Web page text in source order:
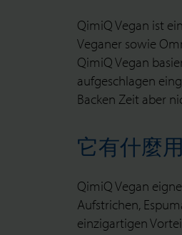
QimiQ Vegan ist
Veganer sowie
QimiQ Vegan
aufgeschlagen
Backen Zeit aber
它有什麼
QimiQ Vegan
Aufstrichen,
einzigartigen